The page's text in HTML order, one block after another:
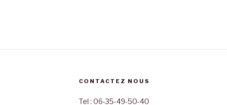
CONTACTEZ NOUS
Tel : 06-35-49-50-40